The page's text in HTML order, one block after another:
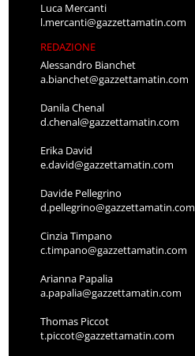
Luca Mercanti
l.mercanti@gazzettamatin.com
REDAZIONE
Alessandro Bianchet
a.bianchet@gazzettamatin.com
Danila Chenal
d.chenal@gazzettamatin.com
Erika David
e.david@gazzettamatin.com
Davide Pellegrino
d.pellegrino@gazzettamatin.com
Cinzia Timpano
c.timpano@gazzettamatin.com
Arianna Papalia
a.papalia@gazzettamatin.com
Thomas Piccot
t.piccot@gazzettamatin.com